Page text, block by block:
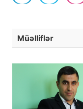
Müəlliflər